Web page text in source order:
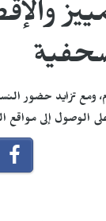
ومع تزايد حضور
إلى مواقع